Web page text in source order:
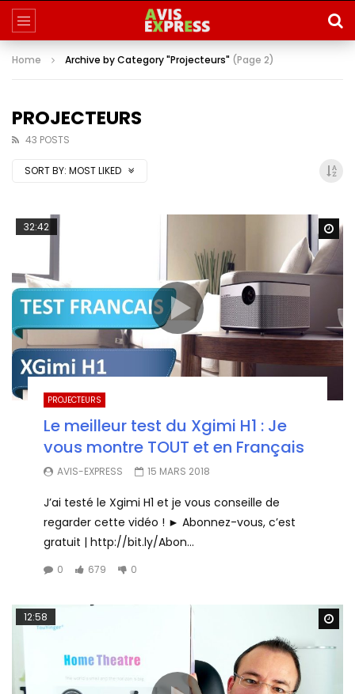
Home Archive by Category "Projecteurs" (Page 2)
PROJECTEURS
43 POSTS
SORT BY: MOST LIKED
32:42
PROJECTEURS
Le meilleur test du Xgimi H1 : Je
vous montre TOUT et en Français
AVIS-EXPRESS 15 MARS 2018
J’ai testé le Xgimi H1 et je vous conseille de
regarder cette vidéo ! ► Abonnez-vous, c’est
gratuit | http://bit.ly/Abon...
0 679 0
12:58